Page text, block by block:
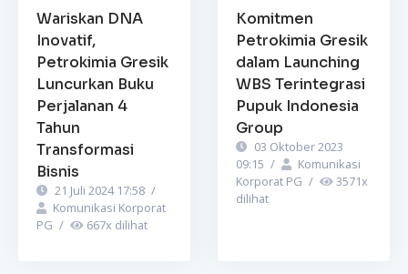
Wariskan DNA
Inovatif,
Petrokimia Gresik
Luncurkan Buku
Perjalanan 4
Tahun
Transformasi
Bisnis
21 Juli 2024 17:58 /
Komunikasi Korporat
PG / 667x dilihat
Komitmen
Petrokimia Gresik
dalam Launching
WBS Terintegrasi
Pupuk Indonesia
Group
03 Oktober 2023
09:15 /
Komunikasi
Korporat PG / 3571x
dilihat